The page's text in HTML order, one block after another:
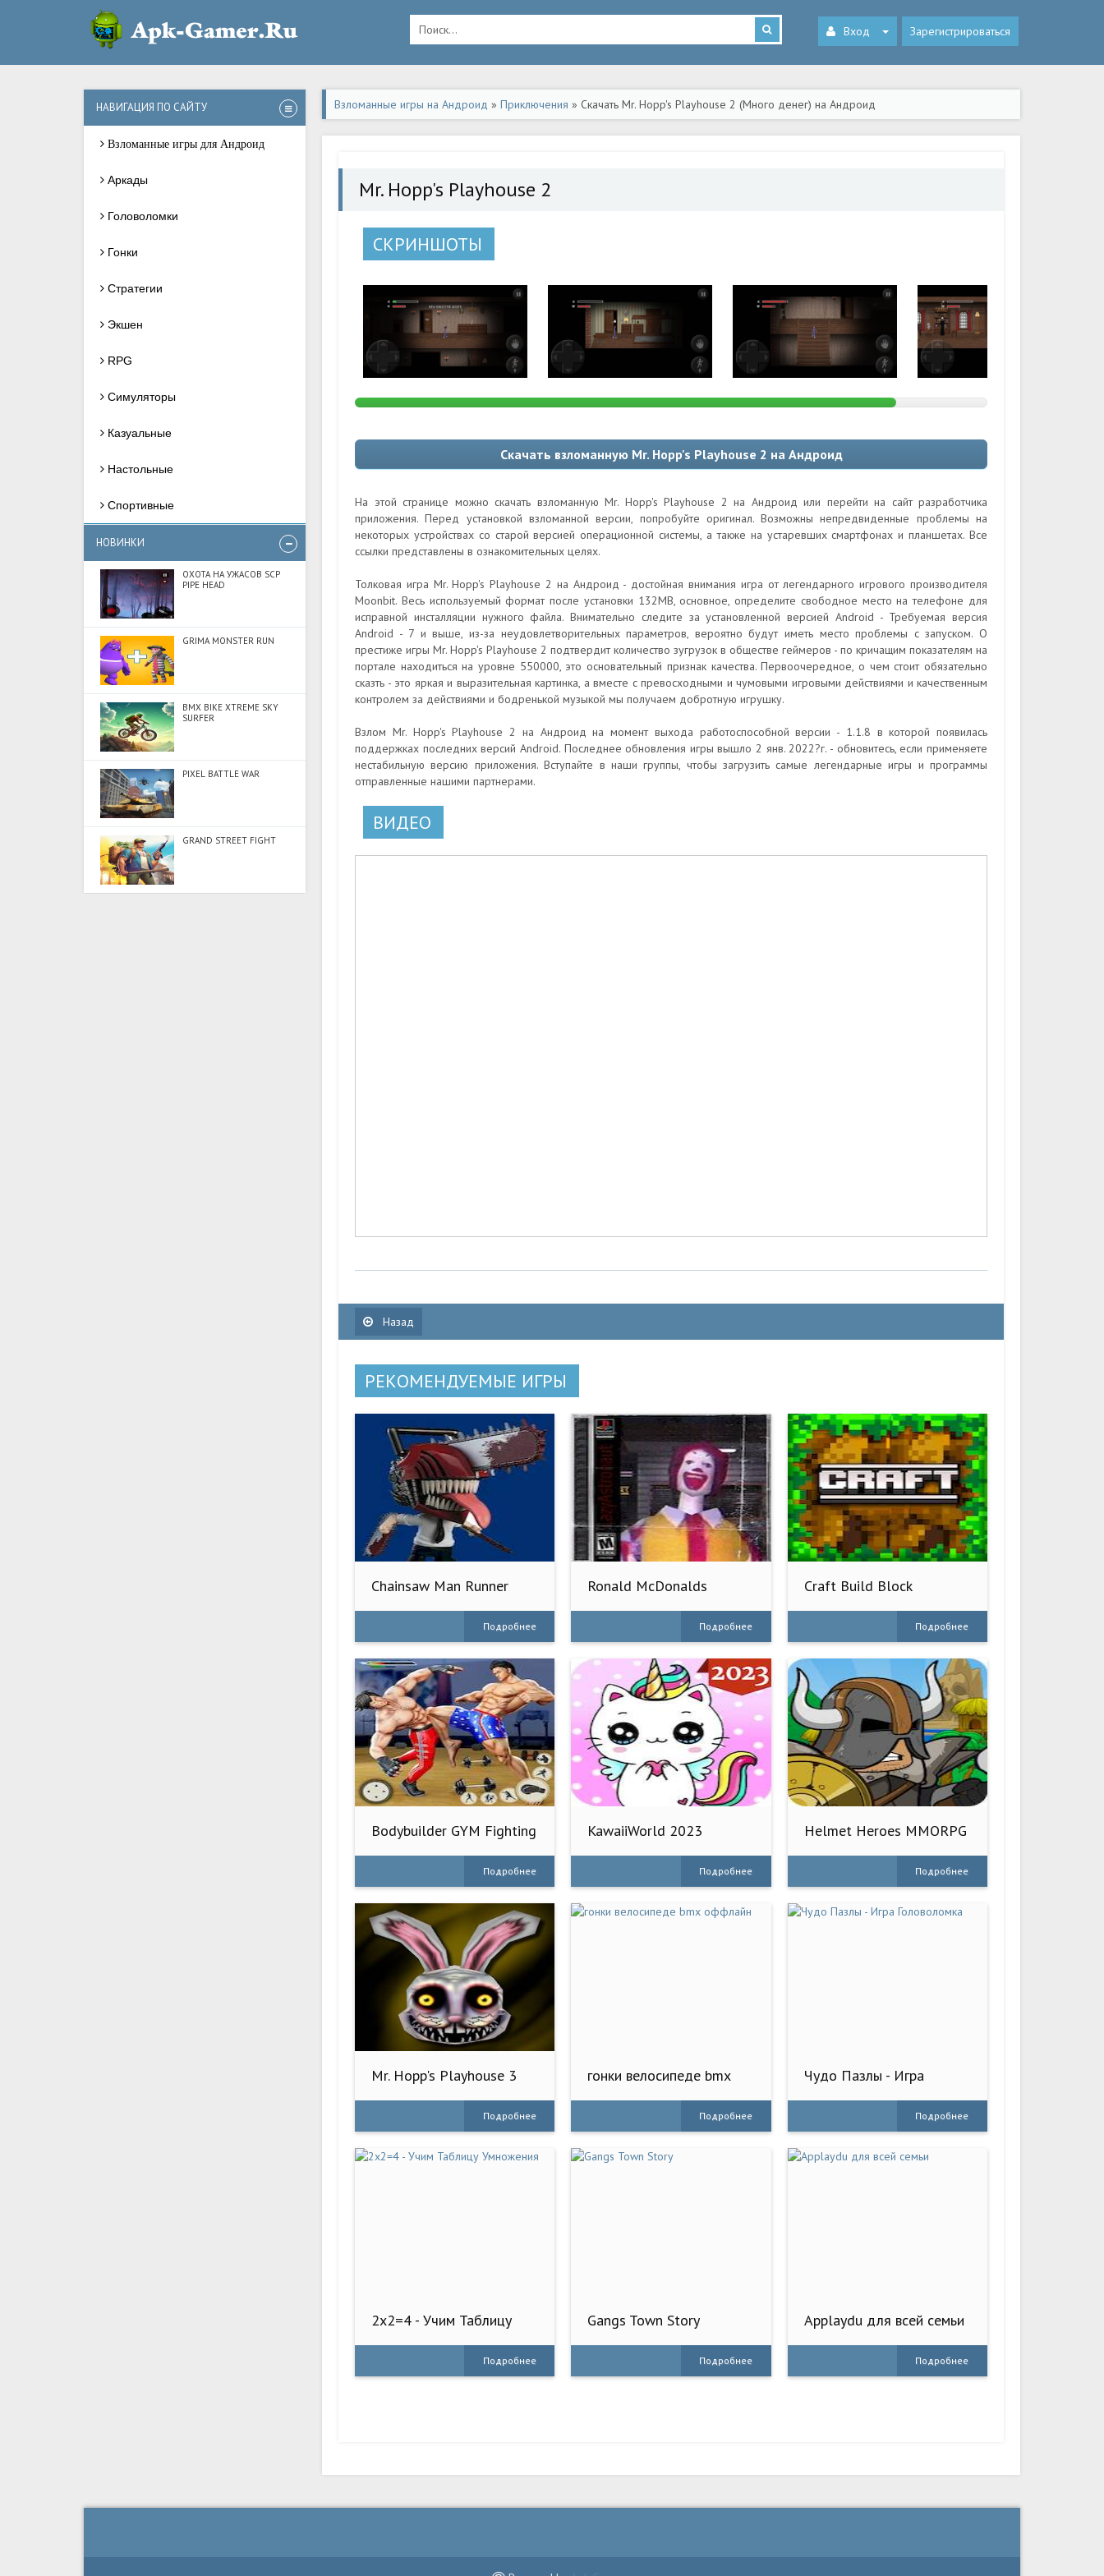
Вход Зарегистрироваться
НАВИГАЦИЯ ПО САЙТУ
Взломанные игры для Андроид
Аркады
Головоломки
Гонки
Стратегии
Экшен
RPG
Симуляторы
Казуальные
Настольные
Спортивные
НОВИНКИ
ОХОТА НА УЖАСОВ SCP
PIPE HEAD
GRIMA MONSTER RUN
BMX BIKE XTREME SKY
SURFER
PIXEL BATTLE WAR
GRAND STREET FIGHT
Взломанные игры на Андроид » Приключения » Скачать Mr. Hopp's Playhouse 2 (Много денег) на Андроид
Mr. Hopp's Playhouse 2
СКРИНШОТЫ
Скачать взломанную Mr. Hopp's Playhouse 2 на Андроид
На этой странице можно скачать взломанную Mr. Hopp's Playhouse 2 на Андроид или перейти на сайт разработчика
приложения. Перед установкой взломанной версии, попробуйте оригинал. Возможны непредвиденные проблемы на
некоторых устройствах со старой версией операционной системы, а также на устаревших смартфонах и планшетах. Все
ссылки представлены в ознакомительных целях.
Толковая игра Mr. Hopp's Playhouse 2 на Андроид - достойная внимания игра от легендарного игрового производителя
Moonbit. Весь используемый формат после установки 132MB, основное, определите свободное место на телефоне для
исправной инсталляции нужного файла. Внимательно следите за установленной версией Android - Требуемая версия
Android - 7 и выше, из-за неудовлетворительных параметров, вероятно будут иметь место проблемы с запуском. О
престиже игры Mr. Hopp's Playhouse 2 подтвердит количество зугрузок в обществе геймеров - по кричащим показателям на
портале находиться на уровне 550000, это основательный признак качества. Первоочередное, о чем стоит обязательно
сказть - это яркая и выразительная картинка, а вместе с превосходными и чумовыми игровыми действиями и качественным
контролем за действиями и бодренькой музыкой мы получаем добротную игрушку.
Взлом Mr. Hopp's Playhouse 2 на Андроид на момент выхода работоспособной версии - 1.1.8 в которой появилась
поддержках последних версий Android. Последнее обновления игры вышло 2 янв. 2022?г. - обновитесь, если применяете
нестабильную версию приложения. Вступайте в наши группы, чтобы загрузить самые легендарные игры и программы
отправленные нашими партнерами.
ВИДЕО
Назад
РЕКОМЕНДУЕМЫЕ ИГРЫ
Chainsaw Man Runner
Подробнее
Ronald McDonalds
Подробнее
Craft Build Block
Подробнее
Bodybuilder GYM Fighting
Подробнее
KawaiiWorld 2023
Подробнее
Helmet Heroes MMORPG
Подробнее
Mr. Hopp's Playhouse 3
Подробнее
гонки велосипеде bmx
Подробнее
Чудо Пазлы - Игра
Подробнее
2x2=4 - Учим Таблицу
Подробнее
Gangs Town Story
Подробнее
Applaydu для всей семьи
Подробнее